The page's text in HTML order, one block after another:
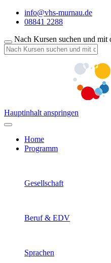
info@vhs-murnau.de
08841 2288
Nach Kursen suchen und mit
Hauptinhalt anspringen
Home
Programm
Gesellschaft
Beruf & EDV
Sprachen